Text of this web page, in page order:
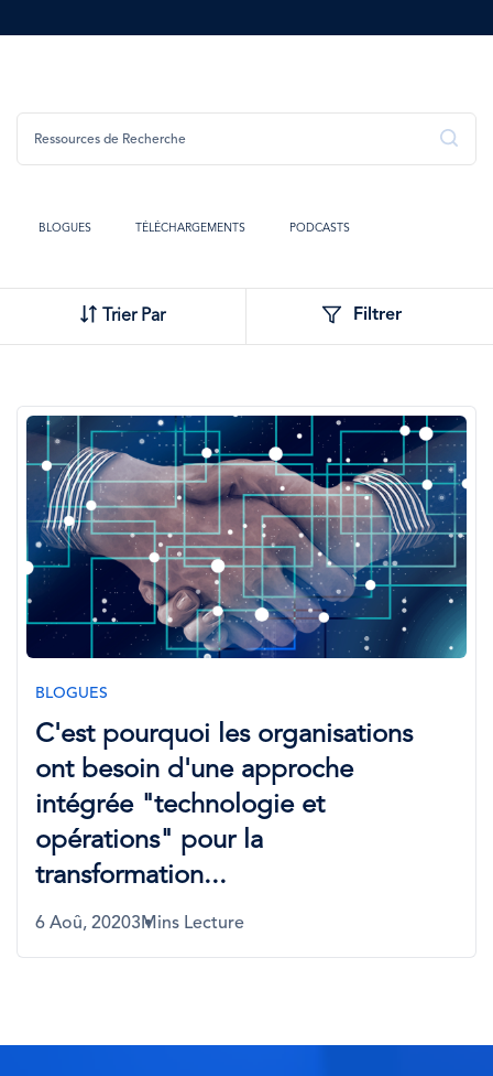
BLOGUES TÉLÉCHARGEMENTS PODCASTS
Trier Par Filtrer
Image
BLOGUES
C'est pourquoi les organisations
ont besoin d'une approche
intégrée "technologie et
opérations" pour la
transformation...
6 Aoû, 20203Mins Lecture